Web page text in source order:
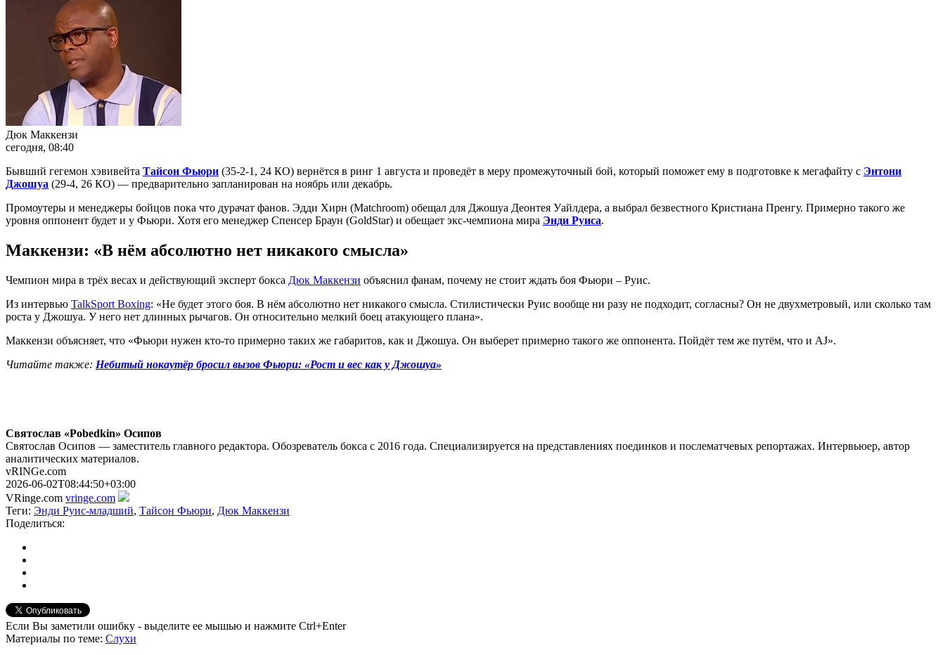
Дюк Маккензи
сегодня, 08:40
Бывший гегемон хэвивейта Тайсон Фьюри (35-2-1, 24 КО) вернётся в ринг 1 августа и проведёт в меру промежуточный бой, который поможет ему в подготовке к мегафайту с Энтони
Джошуа (29-4, 26 КО) — предварительно запланирован на ноябрь или декабрь.
Промоутеры и менеджеры бойцов пока что дурачат фанов. Эдди Хирн (Matchroom) обещал для Джошуа Деонтея Уайлдера, а выбрал безвестного Кристиана Пренгу. Примерно такого же
уровня оппонент будет и у Фьюри. Хотя его менеджер Спенсер Браун (GoldStar) и обещает экс-чемпиона мира Энди Руиса.
Маккензи: «В нём абсолютно нет никакого смысла»
Чемпион мира в трёх весах и действующий эксперт бокса Дюк Маккензи объяснил фанам, почему не стоит ждать боя Фьюри – Руис.
Из интервью TalkSport Boxing: «Не будет этого боя. В нём абсолютно нет никакого смысла. Стилистически Руис вообще ни разу не подходит, согласны? Он не двухметровый, или сколько там
роста у Джошуа. У него нет длинных рычагов. Он относительно мелкий боец атакующего плана».
Маккензи объясняет, что «Фьюри нужен кто-то примерно таких же габаритов, как и Джошуа. Он выберет примерно такого же оппонента. Пойдёт тем же путём, что и AJ».
Читайте также: Небитый нокаутёр бросил вызов Фьюри: «Рост и вес как у Джошуа»
Святослав «Pobedkin» Осипов
Святослав Осипов — заместитель главного редактора. Обозреватель бокса с 2016 года. Специализируется на представлениях поединков и послематчевых репортажах. Интервьюер, автор
аналитических материалов.
vRINGe.com
2026-06-02T08:44:50+03:00
VRinge.com vringe.com
Теги: Энди Руис-младший, Тайсон Фьюри, Дюк Маккензи
Поделиться:
Если Вы заметили ошибку - выделите ее мышью и нажмите Ctrl+Enter
Материалы по теме: Слухи